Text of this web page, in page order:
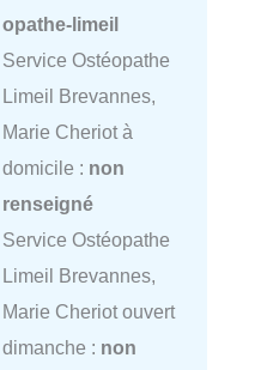
opathe-limeil
Service Ostéopathe
Limeil Brevannes,
Marie Cheriot à
domicile : non
renseigné
Service Ostéopathe
Limeil Brevannes,
Marie Cheriot ouvert
dimanche : non